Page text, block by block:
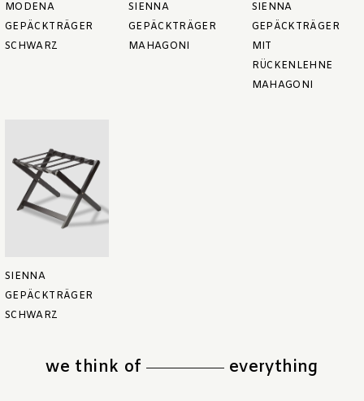
MODENA
GEPÄCKTRÄGER
SCHWARZ
SIENNA
GEPÄCKTRÄGER
MAHAGONI
SIENNA
GEPÄCKTRÄGER
MIT
RÜCKENLEHNE
MAHAGONI
SIENNA
GEPÄCKTRÄGER
SCHWARZ
we think of everything